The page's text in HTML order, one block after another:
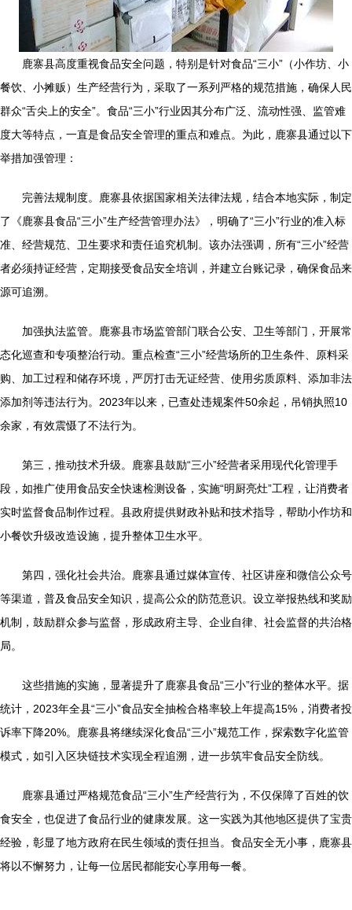
鹿寨县高度重视食品安全问题，特别是针对食品“三小”（小作坊、小
餐饮、小摊贩）生产经营行为，采取了一系列严格的规范措施，确保人民
群众“舌尖上的安全”。食品“三小”行业因其分布广泛、流动性强、监管难
度大等特点，一直是食品安全管理的重点和难点。为此，鹿寨县通过以下
举措加强管理：
完善法规制度。鹿寨县依据国家相关法律法规，结合本地实际，制定
了《鹿寨县食品“三小”生产经营管理办法》，明确了“三小”行业的准入标
准、经营规范、卫生要求和责任追究机制。该办法强调，所有“三小”经营
者必须持证经营，定期接受食品安全培训，并建立台账记录，确保食品来
源可追溯。
加强执法监管。鹿寨县市场监管部门联合公安、卫生等部门，开展常
态化巡查和专项整治行动。重点检查“三小”经营场所的卫生条件、原料采
购、加工过程和储存环境，严厉打击无证经营、使用劣质原料、添加非法
添加剂等违法行为。2023年以来，已查处违规案件50余起，吊销执照10
余家，有效震慑了不法行为。
第三，推动技术升级。鹿寨县鼓励“三小”经营者采用现代化管理手
段，如推广使用食品安全快速检测设备，实施“明厨亮灶”工程，让消费者
实时监督食品制作过程。县政府提供财政补贴和技术指导，帮助小作坊和
小餐饮升级改造设施，提升整体卫生水平。
第四，强化社会共治。鹿寨县通过媒体宣传、社区讲座和微信公众号
等渠道，普及食品安全知识，提高公众的防范意识。设立举报热线和奖励
机制，鼓励群众参与监督，形成政府主导、企业自律、社会监督的共治格
局。
这些措施的实施，显著提升了鹿寨县食品“三小”行业的整体水平。据
统计，2023年全县“三小”食品安全抽检合格率较上年提高15%，消费者投
诉率下降20%。鹿寨县将继续深化食品“三小”规范工作，探索数字化监管
模式，如引入区块链技术实现全程追溯，进一步筑牢食品安全防线。
鹿寨县通过严格规范食品“三小”生产经营行为，不仅保障了百姓的饮
食安全，也促进了食品行业的健康发展。这一实践为其他地区提供了宝贵
经验，彰显了地方政府在民生领域的责任担当。食品安全无小事，鹿寨县
将以不懈努力，让每一位居民都能安心享用每一餐。